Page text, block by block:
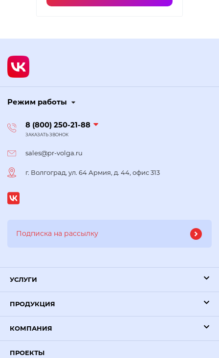
Режим работы
8 (800) 250-21-88
ЗАКАЗАТЬ ЗВОНОК
sales@pr-volga.ru
г. Волгоград, ул. 64 Армия, д. 44, офис 313
УСЛУГИ
ПРОДУКЦИЯ
КОМПАНИЯ
ПРОЕКТЫ